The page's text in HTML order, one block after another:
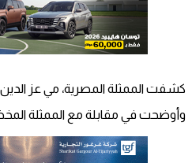
كشفت الممثلة المصرية، مي عز
وأوضحت في مقابلة مع الممثلة